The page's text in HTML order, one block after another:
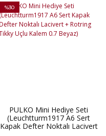
%30
PULKO Mini Hediye Seti
(Leuchtturm1917 A6 Sert
Kapak Defter Noktalı Lacivert